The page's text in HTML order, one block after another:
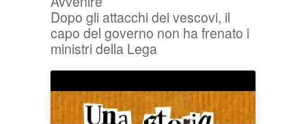
Dopo gli attacchi dei vescovi, il
capo del governo non ha frenato i
ministri della Lega